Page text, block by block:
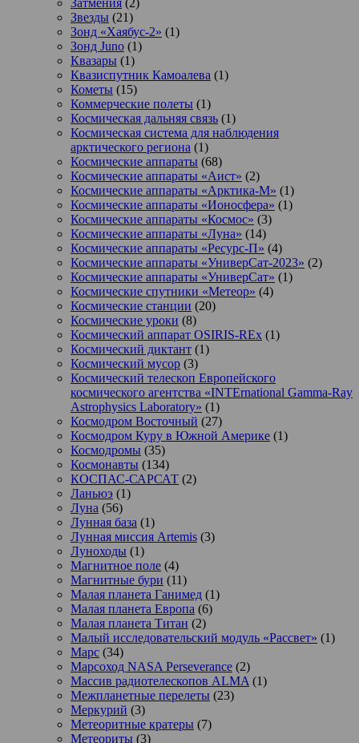
Затмения (2)
Звезды (21)
Зонд «Хаябус-2» (1)
Зонд Juno (1)
Квазары (1)
Квазиспутник Камоалева (1)
Кометы (15)
Коммерческие полеты (1)
Космическая дальняя связь (1)
Космическая система для наблюдения
арктического региона (1)
Космические аппараты (68)
Космические аппараты «Аист» (2)
Космические аппараты «Арктика-М» (1)
Космические аппараты «Ионосфера» (1)
Космические аппараты «Космос» (3)
Космические аппараты «Луна» (14)
Космические аппараты «Ресурс-П» (4)
Космические аппараты «УниверСат-2023» (2)
Космические аппараты «УниверСат» (1)
Космические спутники «Метеор» (4)
Космические станции (20)
Космические уроки (8)
Космический аппарат OSIRIS-REx (1)
Космический диктант (1)
Космический мусор (3)
Космический телескоп Европейского
космического агентства «INTErnational Gamma-Ray
Astrophysics Laboratory» (1)
Космодром Восточный (27)
Космодром Куру в Южной Америке (1)
Космодромы (35)
Космонавты (134)
КОСПАС-САРСАТ (2)
Ланьюэ (1)
Луна (56)
Лунная база (1)
Лунная миссия Artemis (3)
Луноходы (1)
Магнитное поле (4)
Магнитные бури (11)
Малая планета Ганимед (1)
Малая планета Европа (6)
Малая планета Титан (2)
Малый исследовательский модуль «Рассвет» (1)
Марс (34)
Марсоход NASA Perseverance (2)
Массив радиотелескопов ALMA (1)
Межпланетные перелеты (23)
Меркурий (3)
Метеоритные кратеры (7)
Метеориты (3)